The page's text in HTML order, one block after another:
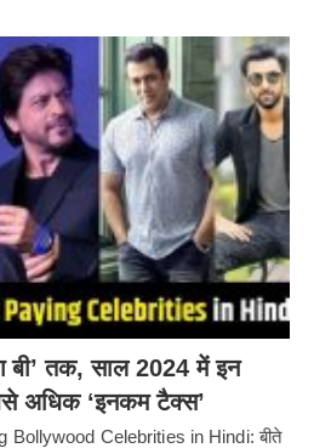
बी’ तक, साल 2024 में इन
अधिक ‘इनकम टैक्स’
Bollywood Celebrities in Hindi: बीते